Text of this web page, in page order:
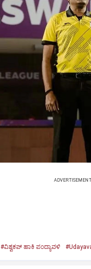
ADVERTISEMENT
#ವಿಶ್ವಕಪ್‌ ಹಾಕಿ ಪಂದ್ಯಾವಳಿ